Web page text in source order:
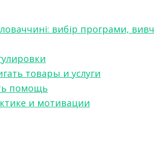
вибір програми,
товары и услуги
помощь
и мотивации